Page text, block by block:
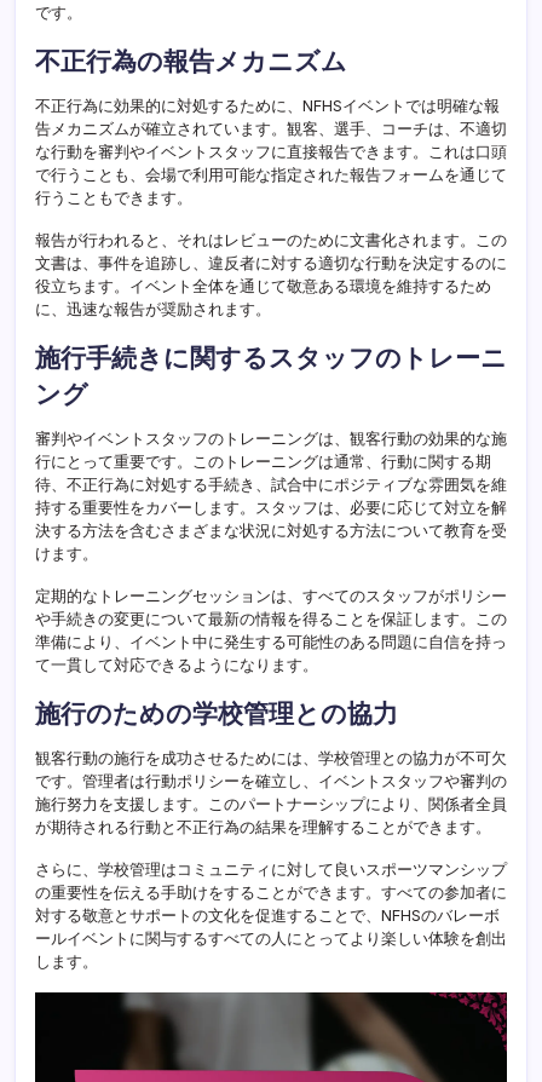
です。
不正行為の報告メカニズム
不正行為に効果的に対処するために、NFHSイベントでは明確な報
告メカニズムが確立されています。観客、選手、コーチは、不適切
な行動を審判やイベントスタッフに直接報告できます。これは口頭
で行うことも、会場で利用可能な指定された報告フォームを通じて
行うこともできます。
報告が行われると、それはレビューのために文書化されます。この
文書は、事件を追跡し、違反者に対する適切な行動を決定するのに
役立ちます。イベント全体を通じて敬意ある環境を維持するため
に、迅速な報告が奨励されます。
施行手続きに関するスタッフのトレーニ
ング
審判やイベントスタッフのトレーニングは、観客行動の効果的な施
行にとって重要です。このトレーニングは通常、行動に関する期
待、不正行為に対処する手続き、試合中にポジティブな雰囲気を維
持する重要性をカバーします。スタッフは、必要に応じて対立を解
決する方法を含むさまざまな状況に対処する方法について教育を受
けます。
定期的なトレーニングセッションは、すべてのスタッフがポリシー
や手続きの変更について最新の情報を得ることを保証します。この
準備により、イベント中に発生する可能性のある問題に自信を持っ
て一貫して対応できるようになります。
施行のための学校管理との協力
観客行動の施行を成功させるためには、学校管理との協力が不可欠
です。管理者は行動ポリシーを確立し、イベントスタッフや審判の
施行努力を支援します。このパートナーシップにより、関係者全員
が期待される行動と不正行為の結果を理解することができます。
さらに、学校管理はコミュニティに対して良いスポーツマンシップ
の重要性を伝える手助けをすることができます。すべての参加者に
対する敬意とサポートの文化を促進することで、NFHSのバレーボ
ールイベントに関与するすべての人にとってより楽しい体験を創出
します。